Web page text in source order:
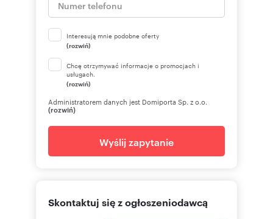
Interesują mnie podobne oferty
(rozwiń)
Chcę otrzymywać informacje o promocjach i
usługach.
(rozwiń)
Administratorem danych jest Domiporta Sp. z o.o.
(rozwiń)
Wyślij zapytanie
Skontaktuj się z ogłoszeniodawcą